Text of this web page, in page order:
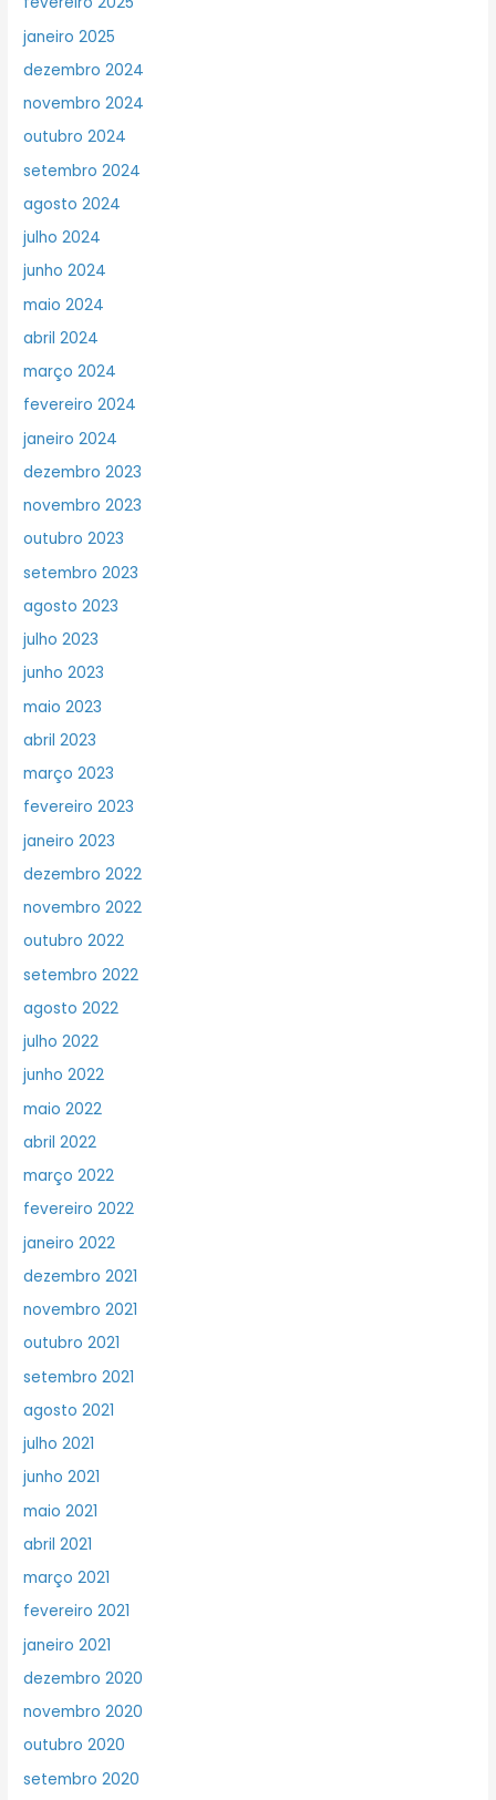
janeiro 2025
dezembro 2024
novembro 2024
outubro 2024
setembro 2024
agosto 2024
julho 2024
junho 2024
maio 2024
abril 2024
março 2024
fevereiro 2024
janeiro 2024
dezembro 2023
novembro 2023
outubro 2023
setembro 2023
agosto 2023
julho 2023
junho 2023
maio 2023
abril 2023
março 2023
fevereiro 2023
janeiro 2023
dezembro 2022
novembro 2022
outubro 2022
setembro 2022
agosto 2022
julho 2022
junho 2022
maio 2022
abril 2022
março 2022
fevereiro 2022
janeiro 2022
dezembro 2021
novembro 2021
outubro 2021
setembro 2021
agosto 2021
julho 2021
junho 2021
maio 2021
abril 2021
março 2021
fevereiro 2021
janeiro 2021
dezembro 2020
novembro 2020
outubro 2020
setembro 2020